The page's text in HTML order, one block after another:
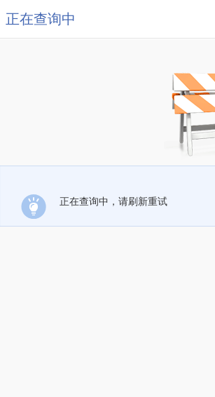
正在查询中
正在查询中，请刷新重试